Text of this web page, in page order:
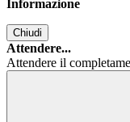
Informazione
Chiudi
Attendere...
Attendere il